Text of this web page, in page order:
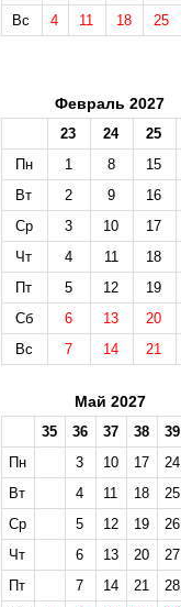
Вс
4 11 18 25
Февраль 2027
23 24
25
Пн
1 8
15
Вт
2 9
16
Ср
3 10
17
Чт
4 11
18
Пт
5 12
19
Сб
6 13
20
Вс
7 14 21
Май 2027
35 36 37 38
39
Пн
3 10 17
24
Вт
4 11 18
25
Ср
5 12 19
26
Чт
6 13 20
27
Пт
7 14 21
28